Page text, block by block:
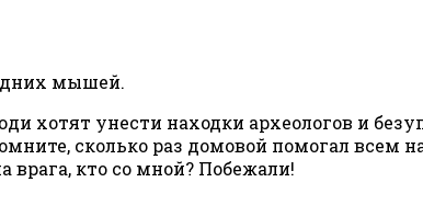
мышей.
хотят унести находки археологов и
сколько раз домовой помогал всем
врага, кто со мной? Побежали!